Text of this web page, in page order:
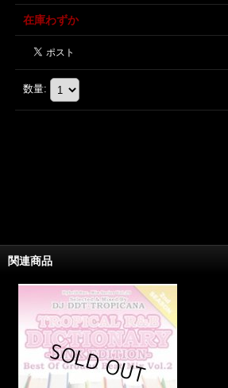
在庫わずか
数量:
関連商品